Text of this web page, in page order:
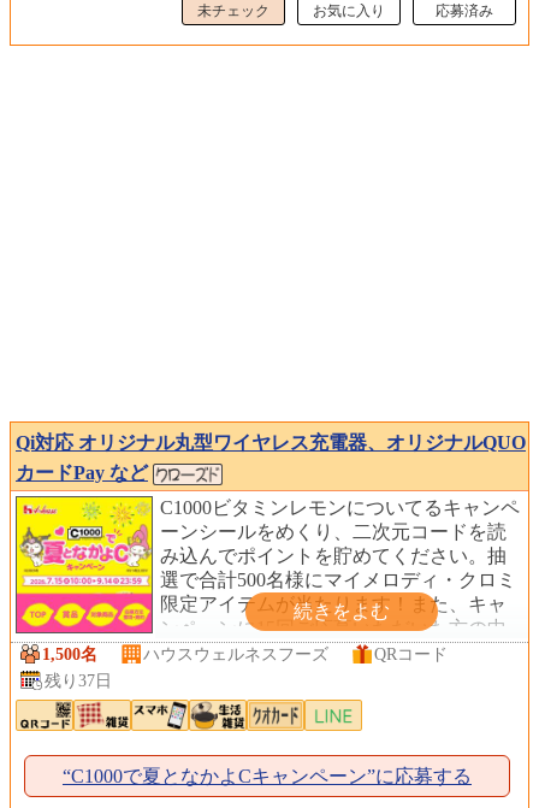
未チェック お気に入り 応募済み
Qi対応 オリジナル丸型ワイヤレス充電器、オリジナルQUO
カードPay など
C1000ビタミンレモンについてるキャンペ
ーンシールをめくり、二次元コードを読
み込んでポイントを貯めてください。抽
選で合計500名様にマイメロディ・クロミ
限定アイテムが当たります！また、キャ
ンペーンに15回ご応募いただいた方の中
から先着1,000名様に、オリジナルシール
1,500名 ハウスウェルネスフーズ
QRコード
残り37日
“C1000で夏となかよCキャンペーン”に応募する